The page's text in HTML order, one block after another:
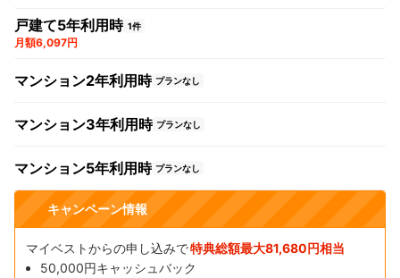
戸建て5年利用時 1件
月額6,097円
マンション2年利用時 プランなし
マンション3年利用時 プランなし
マンション5年利用時 プランなし
キャンペーン情報
マイベストからの申し込みで特典総額最大81,680円相当
50,000円キャッシュバック